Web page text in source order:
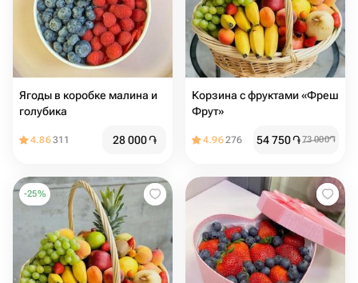
Ягоды в коробке малина и
голубика
4.86311 28 000֏
Корзина с фруктами «Фреш
Фрут»
4.96276 54 750֏73 000֏
-25%